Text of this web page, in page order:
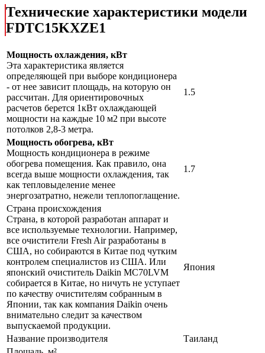
Технические характеристики модели
FDTC15KXZE1
Мощность охлаждения, кВт
Эта характеристика является
определяющей при выборе кондиционера
- от нее зависит площадь, на которую он
рассчитан. Для ориентировочных
расчетов берется 1кВт охлаждающей
мощности на каждые 10 м2 при высоте
потолков 2,8-3 метра.
1.5
Мощность обогрева, кВт
Мощность кондиционера в режиме
обогрева помещения. Как правило, она
всегда выше мощности охлаждения, так
как тепловыделение менее
энергозатратно, нежели теплопоглащение.
1.7
Страна происхождения
Страна, в которой разработан аппарат и
все используемые технологии. Например,
все очистители Fresh Air разработаны в
США, но собираются в Китае под чутким
контролем специалистов из США. Или
японский очиститель Daikin MC70LVM
собирается в Китае, но ничуть не уступает
по качеству очистителям собранным в
Японии, так как компания Daikin очень
внимательно следит за качеством
выпускаемой продукции.
Япония
Название производителя
Таиланд